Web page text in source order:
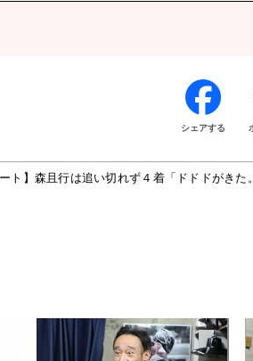
シェアする
ート】森且行は追い切れず４着「ドドドがきた